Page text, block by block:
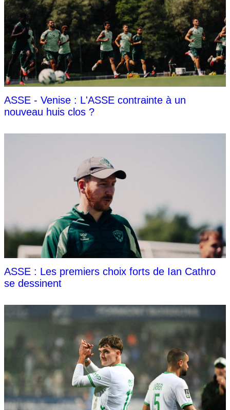
ASSE - Venise : L'ASSE contrainte à un
nouveau huis clos ?
ASSE : Les premiers choix forts de Ian Cathro
se dessinent